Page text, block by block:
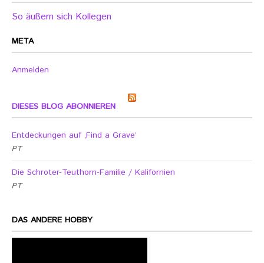
So äußern sich Kollegen
META
Anmelden
DIESES BLOG ABONNIEREN
Entdeckungen auf ‚Find a Grave‘
PT
Die Schroter-Teuthorn-Familie / Kalifornien
PT
DAS ANDERE HOBBY